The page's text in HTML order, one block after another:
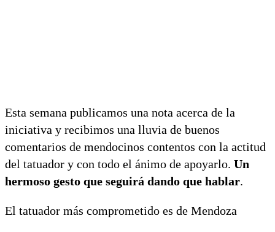
Esta semana publicamos una nota acerca de la
iniciativa y recibimos una lluvia de buenos
comentarios de mendocinos contentos con la actitud
del tatuador y con todo el ánimo de apoyarlo. Un
hermoso gesto que seguirá dando que hablar.
El tatuador más comprometido es de Mendoza